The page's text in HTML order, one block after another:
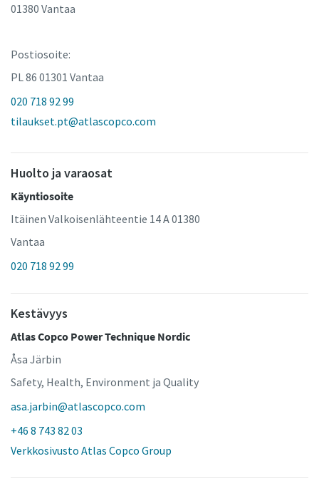
01380 Vantaa
Postiosoite:
PL 86 01301 Vantaa
020 718 92 99
tilaukset.pt@atlascopco.com
Huolto ja varaosat
Käyntiosoite
Itäinen Valkoisenlähteentie 14 A 01380
Vantaa
020 718 92 99
Kestävyys
Atlas Copco Power Technique Nordic
Åsa Järbin
Safety, Health, Environment ja Quality
asa.jarbin@atlascopco.com
+46 8 743 82 03
Verkkosivusto Atlas Copco Group